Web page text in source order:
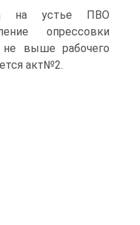
на устье ПВО
опрессовки
выше рабочего
акт№2.